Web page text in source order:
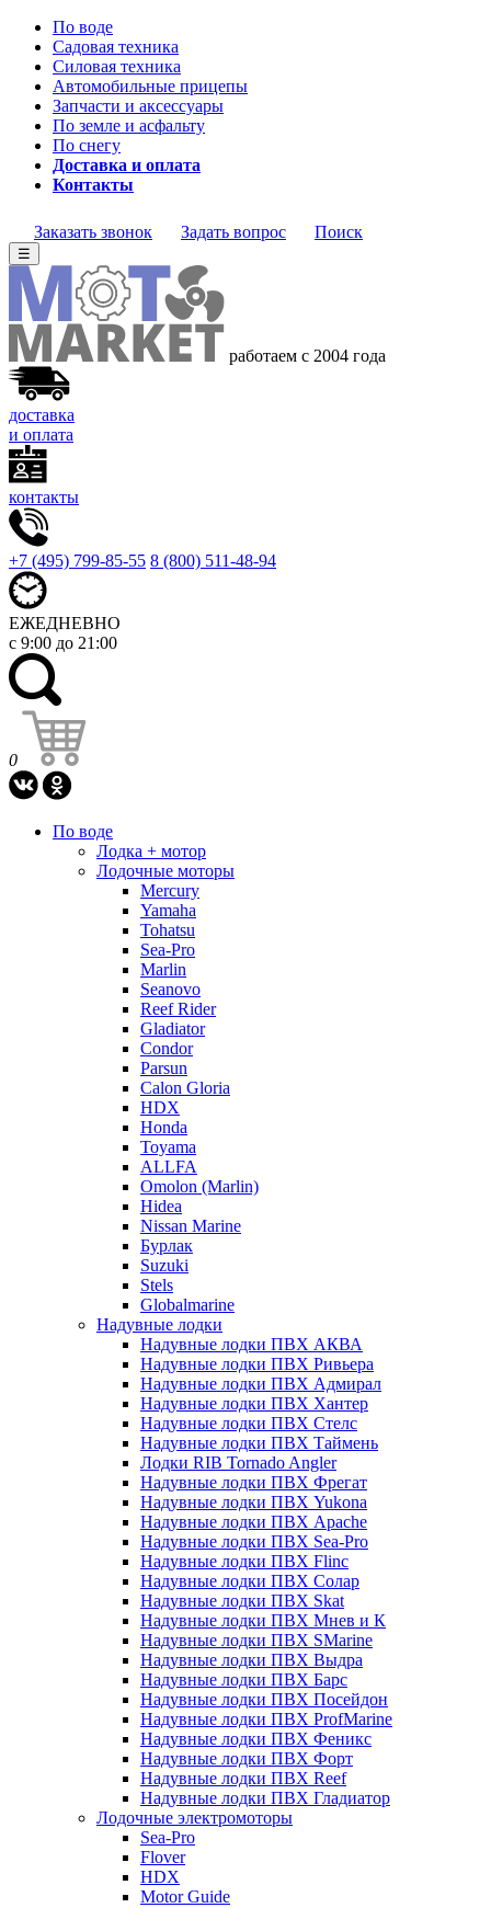
По воде
Садовая техника
Силовая техника
Автомобильные прицепы
Запчасти и аксессуары
По земле и асфальту
По снегу
Доставка и оплата
Контакты
Заказать звонок Задать вопрос Поиск
☰
работаем с 2004 года
доставка
и оплата
контакты
+7 (495) 799-85-55 8 (800) 511-48-94
ЕЖЕДНЕВНО
с 9:00 до 21:00
0
По воде
Лодка + мотор
Лодочные моторы
Mercury
Yamaha
Tohatsu
Sea-Pro
Marlin
Seanovo
Reef Rider
Gladiator
Condor
Parsun
Calon Gloria
HDX
Honda
Toyama
ALLFA
Omolon (Marlin)
Hidea
Nissan Marine
Бурлак
Suzuki
Stels
Globalmarine
Надувные лодки
Надувные лодки ПВХ АКВА
Надувные лодки ПВХ Ривьера
Надувные лодки ПВХ Адмирал
Надувные лодки ПВХ Хантер
Надувные лодки ПВХ Стелс
Надувные лодки ПВХ Таймень
Лодки RIB Tornado Angler
Надувные лодки ПВХ Фрегат
Надувные лодки ПВХ Yukona
Надувные лодки ПВХ Apache
Надувные лодки ПВХ Sea-Pro
Надувные лодки ПВХ Flinc
Надувные лодки ПВХ Солар
Надувные лодки ПВХ Skat
Надувные лодки ПВХ Мнев и К
Надувные лодки ПВХ SMarine
Надувные лодки ПВХ Выдра
Надувные лодки ПВХ Барс
Надувные лодки ПВХ Посейдон
Надувные лодки ПВХ ProfMarine
Надувные лодки ПВХ Феникс
Надувные лодки ПВХ Форт
Надувные лодки ПВХ Reef
Надувные лодки ПВХ Гладиатор
Лодочные электромоторы
Sea-Pro
Flover
HDX
Motor Guide